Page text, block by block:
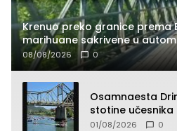
Krenuo preko granice prema
marihuane sakrivene u
08/08/2026 0
Osamnaesta
stotine učesnika
01/08/2026 0